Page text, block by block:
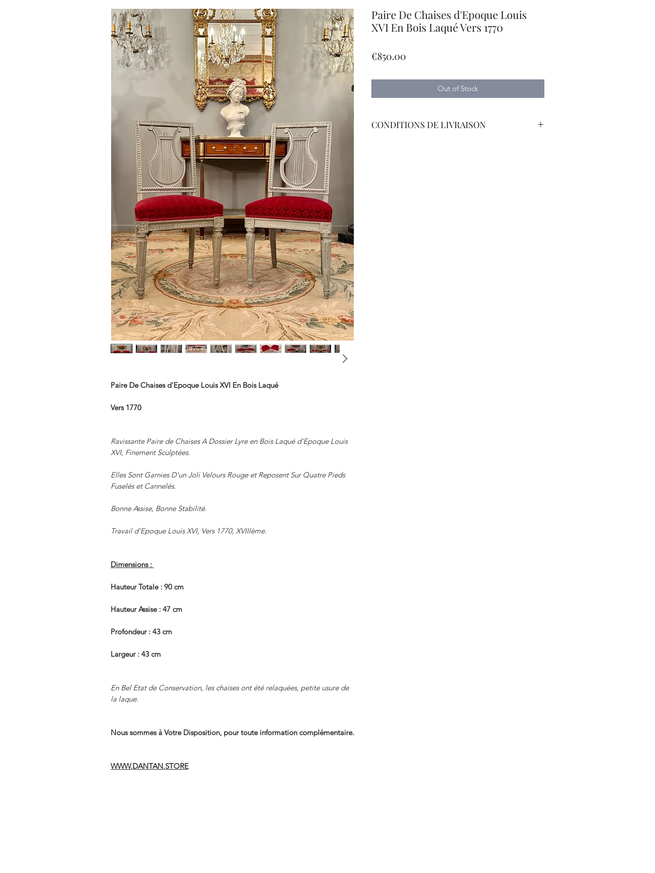
Paire De Chaises d'Epoque Louis XVI En Bois Laqué
Vers 1770
Ravissante Paire de Chaises A Dossier Lyre en Bois Laqué d'Epoque Louis
XVI, Finement Sculptées.
Elles Sont Garnies D'un Joli Velours Rouge et Reposent Sur Quatre Pieds
Fuselés et Cannelés.
Bonne Assise, Bonne Stabilité.
Travail d'Epoque Louis XVI, Vers 1770, XVIIIème.
Dimensions :
Hauteur Totale : 90 cm
Hauteur Assise : 47 cm
Profondeur : 43 cm
Largeur : 43 cm
En Bel Etat de Conservation, les chaises ont été relaquées, petite usure de
la laque.
Nous sommes à Votre Disposition, pour toute information complémentaire.
WWW.DANTAN.STORE
Paire De Chaises d'Epoque Louis
XVI En Bois Laqué Vers 1770
€850.00
Out of Stock
CONDITIONS DE LIVRAISON